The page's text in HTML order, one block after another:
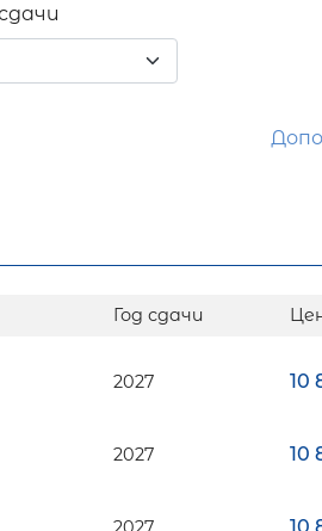
Год сдачи
2027 10
2027 10